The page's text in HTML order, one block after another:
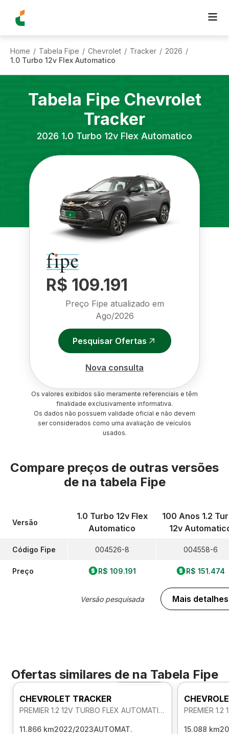
Home / Tabela Fipe / Chevrolet / Tracker / 2026 /
1.0 Turbo 12v Flex Automatico
Tabela Fipe Chevrolet
Tracker
2026 1.0 Turbo 12v Flex Automatico
R$ 109.191
Preço Fipe atualizado em
Ago/2026
Pesquisar Ofertas
Nova consulta
Os valores exibidos são meramente referenciais e têm
finalidade exclusivamente informativa.
Os dados não possuem validade oficial e não devem
ser considerados como uma avaliação de veículos
usados.
Compare preços de outras versões
de na tabela Fipe
Versão
Código Fipe
Preço
1.0 Turbo 12v Flex
Automatico
004526-8
R$ 109.191
Versão pesquisada
100 Anos 1.2
12v
004558-6
R$ 151.474
Mais detalhes
Ofertas similares de na Tabela Fipe
Foto 360º
CHEVROLET TRACKER
PREMIER 1.2 12V TURBO FLEX AUTOMATICO
11.866 km2022/2023AUTOMAT. 15.088 km